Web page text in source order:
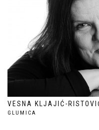
VESNA KLJAJIĆ-
GLUMICA